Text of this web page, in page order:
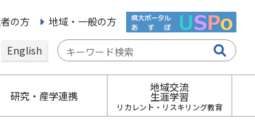
の方 地域・一般の方
English
研究・産学連携
地域交流
生涯学習
リカレント・リスキリング教育